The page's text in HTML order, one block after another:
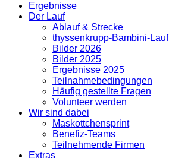
Ergebnisse
Der Lauf
Ablauf & Strecke
thyssenkrupp-Bambini-Lauf
Bilder 2026
Bilder 2025
Ergebnisse 2025
Teilnahmebedingungen
Häufig gestellte Fragen
Volunteer werden
Wir sind dabei
Maskottchensprint
Benefiz-Teams
Teilnehmende Firmen
Extras